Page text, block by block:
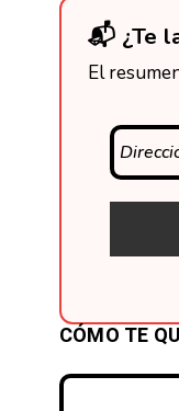
📬 ¿Te
El
CÓMO TE